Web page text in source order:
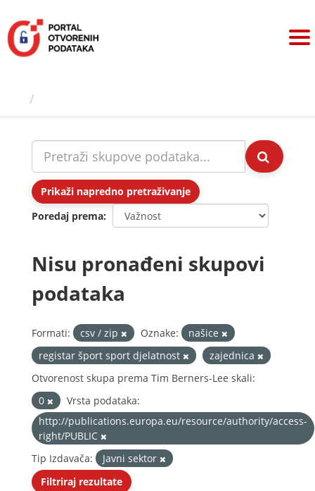
sadržaj
Prikaži napredno pretraživanje
Poredaj prema
Nisu pronađeni skupovi
podataka
Formati: csv / zip Oznake:
našice
registar šport sport djelatnost
zajednica
Otvorenost skupa prema Tim Berners-Lee skali:
0
Vrsta podataka:
http://publications.europa.eu/resource/authority/access-
right/PUBLIC
Tip Izdavača:
Javni sektor
Filtriraj rezultate